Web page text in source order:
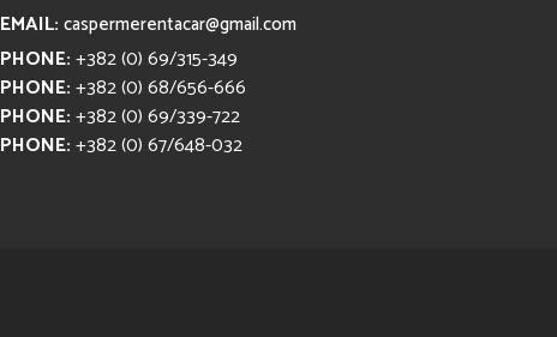
EMAIL: caspermerentacar@gmail.com
PHONE:+382 (0) 69/315-349
PHONE:+382 (0) 68/656-666
PHONE:+382 (0) 69/339-722
PHONE:+382 (0) 67/648-032